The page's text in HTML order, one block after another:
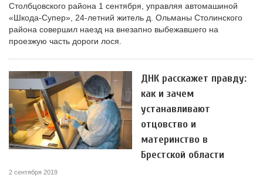
Столбцовского района 1 сентября, управляя автомашиной
«Шкода-Супер», 24-летний житель д. Ольманы Столинского
района совершил наезд на внезапно выбежавшего на
проезжую часть дороги лося.
ДНК расскажет правду:
как и зачем
устанавливают
отцовство и
материнство в
Брестской области
2 сентября 2019